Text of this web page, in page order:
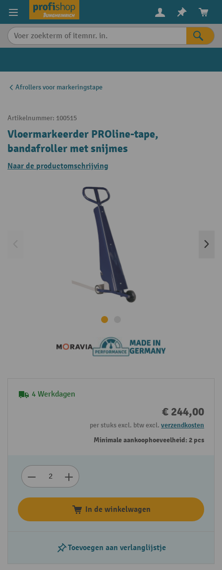
content
Afrollers voor markeringstape
Artikelnummer: 100515
Vloermarkeerder PROline-tape,
bandafroller met snijmes
Naar de productomschrijving
4 Werkdagen
€ 244,00
per stuks excl. btw excl. verzendkosten
Minimale aankoophoeveelheid: 2 pcs
In de winkelwagen
Toevoegen aan verlanglijstje